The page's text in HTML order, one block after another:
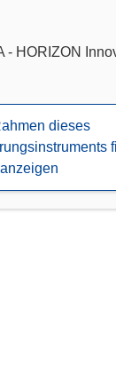
- HORIZON
dieses